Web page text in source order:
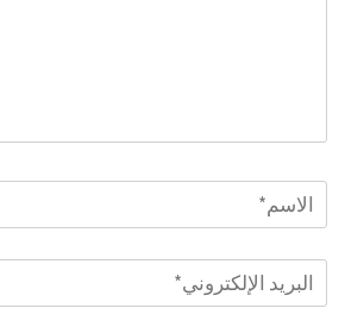
الاسم
البريد
الإلكتروني*